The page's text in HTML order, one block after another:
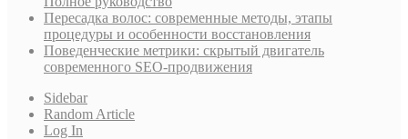
Пересадка волос: современные методы, этапы
процедуры и особенности восстановления
Поведенческие метрики: скрытый двигатель
современного SEO-продвижения
Sidebar
Random Article
Log In